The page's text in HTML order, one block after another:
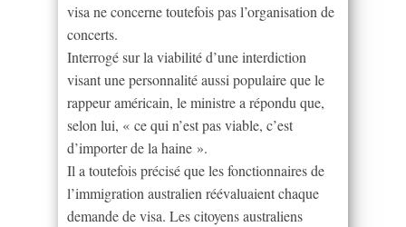
visa ne concerne toutefois pas l’organisation de
concerts.
Interrogé sur la viabilité d’une interdiction
visant une personnalité aussi populaire que le
rappeur américain, le ministre a répondu que,
selon lui, « ce qui n’est pas viable, c’est
d’importer de la haine ».
Il a toutefois précisé que les fonctionnaires de
l’immigration australien réévaluaient chaque
demande de visa. Les citoyens australiens